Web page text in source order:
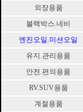
외장용품
블랙박스.네비
엔진오일.미션오일
유지.관리용품
안전.편의용품
RV.SUV용품
계절용품